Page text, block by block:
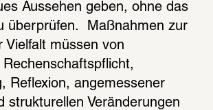
Aussehen geben, ohne das
überprüfen.  Maßnahmen zur
Vielfalt müssen von
Reflexion, angemessener
strukturellen Veränderungen